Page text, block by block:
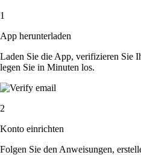
1
App herunterladen
Laden Sie die App, verifizieren Sie
legen Sie in Minuten los.
2
Konto einrichten
Folgen Sie den Anweisungen,